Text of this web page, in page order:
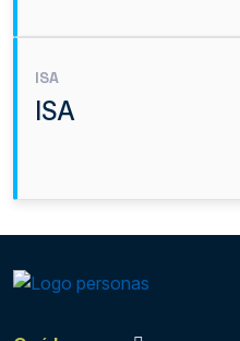
ISA
ISA